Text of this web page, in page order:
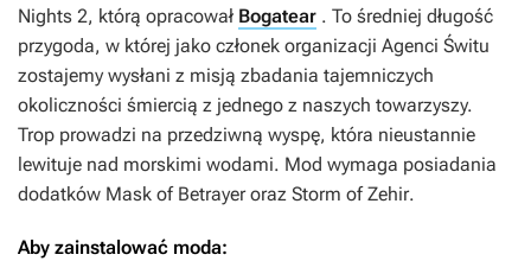
Nights 2, którą opracował Bogatear . To średniej długość
przygoda, w której jako członek organizacji Agenci Świtu
zostajemy wysłani z misją zbadania tajemniczych
okoliczności śmiercią z jednego z naszych towarzyszy.
Trop prowadzi na przedziwną wyspę, która nieustannie
lewituje nad morskimi wodami. Mod wymaga posiadania
dodatków Mask of Betrayeroraz Storm of Zehir.
Aby zainstalować moda: